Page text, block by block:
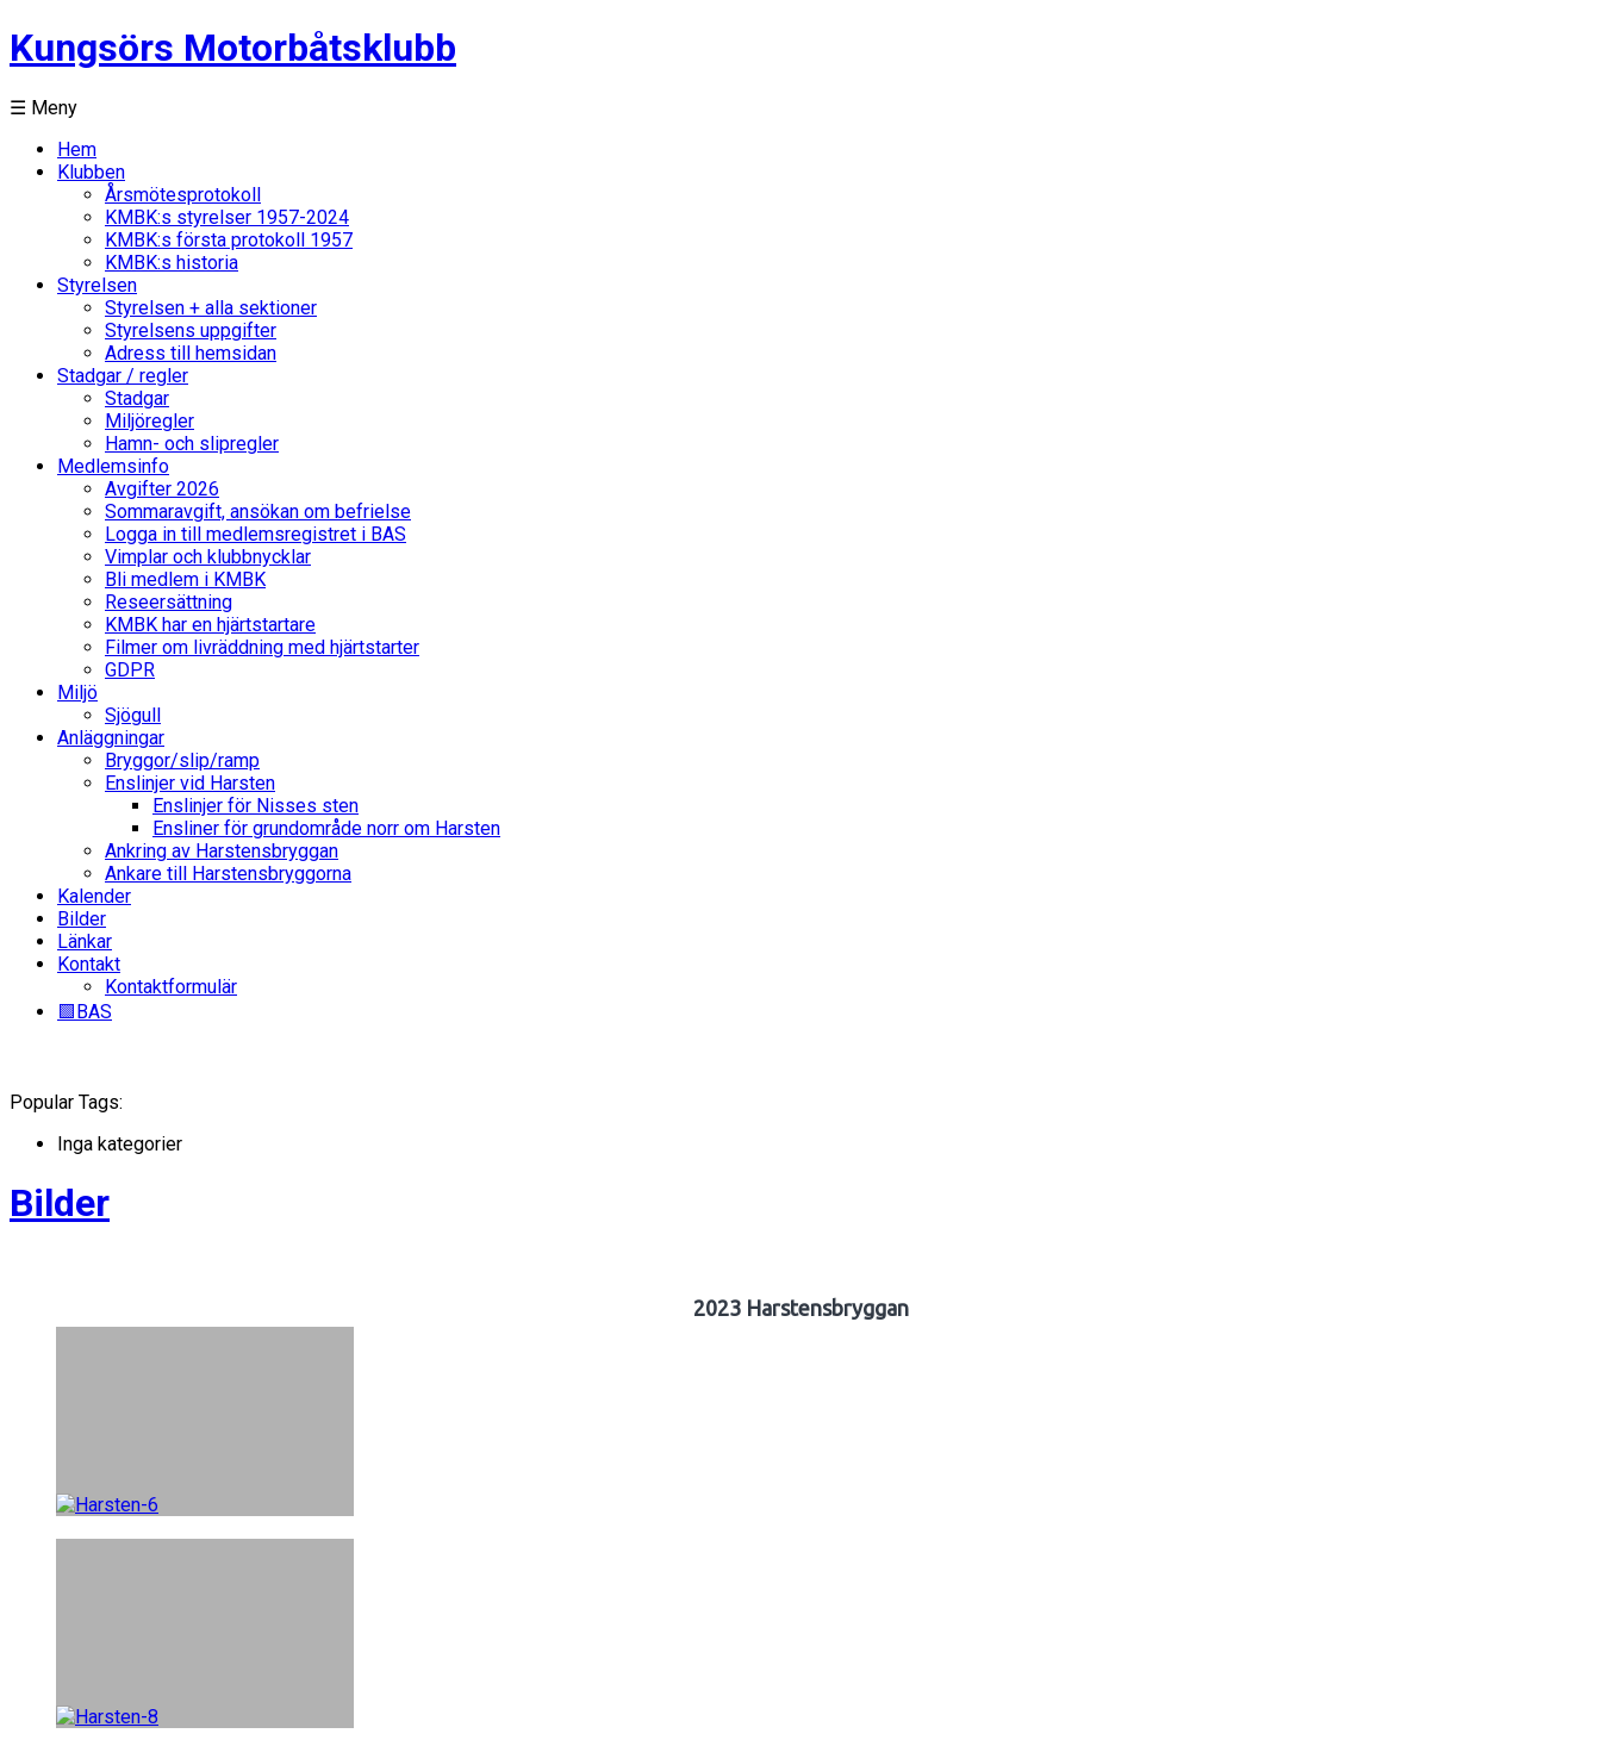
Kungsörs Motorbåtsklubb
☰ Meny
Hem
Klubben
Årsmötesprotokoll
KMBK:s styrelser 1957-2024
KMBK:s första protokoll 1957
KMBK:s historia
Styrelsen
Styrelsen + alla sektioner
Styrelsens uppgifter
Adress till hemsidan
Stadgar / regler
Stadgar
Miljöregler
Hamn- och slipregler
Medlemsinfo
Avgifter 2026
Sommaravgift, ansökan om befrielse
Logga in till medlemsregistret i BAS
Vimplar och klubbnycklar
Bli medlem i KMBK
Reseersättning
KMBK har en hjärtstartare
Filmer om livräddning med hjärtstarter
GDPR
Miljö
Sjögull
Anläggningar
Bryggor/slip/ramp
Enslinjer vid Harsten
Enslinjer för Nisses sten
Ensliner för grundområde norr om Harsten
Ankring av Harstensbryggan
Ankare till Harstensbryggorna
Kalender
Bilder
Länkar
Kontakt
Kontaktformulär
🟩BAS
Popular Tags:
Inga kategorier
Bilder
2023 Harstensbryggan